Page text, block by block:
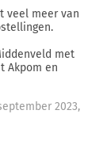
veel meer van
met
Akpom en
2023,